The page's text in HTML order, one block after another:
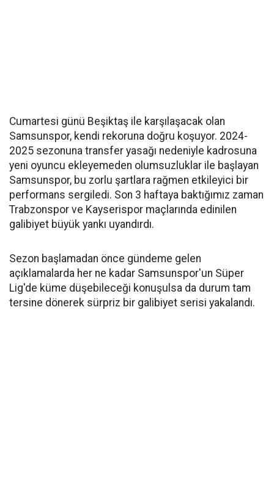
Cumartesi günü Beşiktaş ile karşılaşacak olan
Samsunspor, kendi rekoruna doğru koşuyor. 2024-
2025 sezonuna transfer yasağı nedeniyle kadrosuna
yeni oyuncu ekleyemeden olumsuzluklar ile başlayan
Samsunspor, bu zorlu şartlara rağmen etkileyici bir
performans sergiledi. Son 3 haftaya baktığımız zaman
Trabzonspor ve Kayserispor maçlarında edinilen
galibiyet büyük yankı uyandırdı.
Sezon başlamadan önce gündeme gelen
açıklamalarda her ne kadar Samsunspor'un Süper
Lig'de küme düşebileceği konuşulsa da durum tam
tersine dönerek sürpriz bir galibiyet serisi yakalandı.